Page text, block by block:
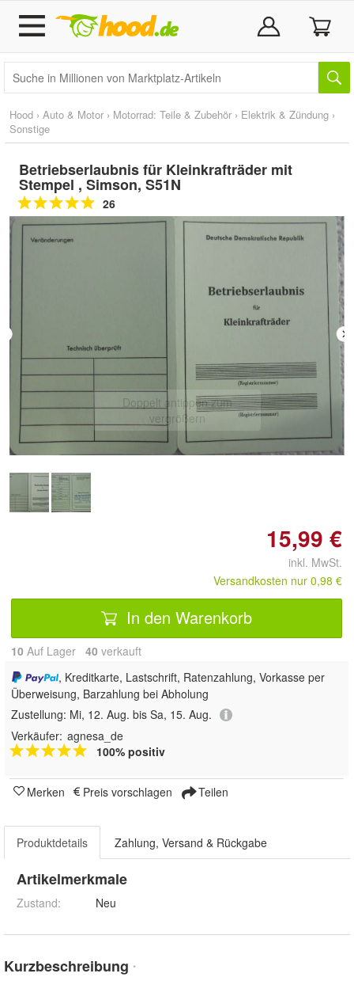
Hood › Auto & Motor › Motorrad: Teile & Zubehör › Elektrik & Zündung ›
Sonstige
Betriebserlaubnis für Kleinkrafträder mit
Stempel , Simson, S51N
26
Doppelt antippen zum
vergrößern
15,99 €
inkl. MwSt.
Versandkosten nur 0,98 €
In den Warenkorb
10 Auf Lager 40 verkauft
, Kreditkarte, Lastschrift, Ratenzahlung, Vorkasse per
Überweisung, Barzahlung bei Abholung
Zustellung: Mi, 12. Aug. bis Sa, 15. Aug.
Verkäufer: agnesa_de
100% positiv
Merken Preis vorschlagen Teilen
Produktdetails Zahlung, Versand & Rückgabe
Artikelmerkmale
Zustand: Neu
Kurzbeschreibung *